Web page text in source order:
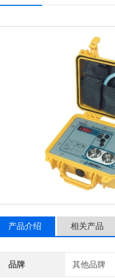
产品介绍 相关产品
品牌 其他品牌